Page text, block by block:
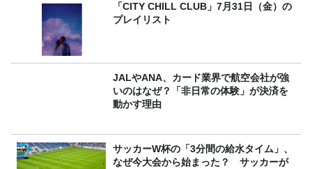
「CITY CHILL CLUB」7月31日（金）の
プレイリスト
JALやANA、カード業界で航空会社が強
いのはなぜ？「非日常の体験」が決済を
動かす理由
サッカーW杯の「3分間の給水タイム」、
なぜ今大会から始まった？ サッカーが